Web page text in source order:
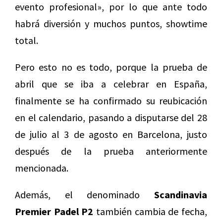
evento profesional», por lo que ante todo
habrá diversión y muchos puntos, showtime
total.
Pero esto no es todo, porque la prueba de
abril que se iba a celebrar en España,
finalmente se ha confirmado su reubicación
en el calendario, pasando a disputarse del 28
de julio al 3 de agosto en Barcelona, justo
después de la prueba anteriormente
mencionada.
Además, el denominado Scandinavia
Premier Padel P2 también cambia de fecha,